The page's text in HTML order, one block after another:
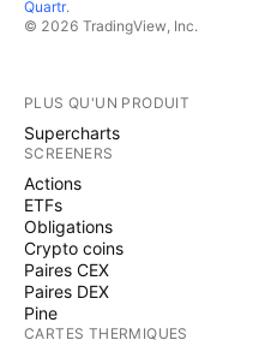
Quartr.
© 2026 TradingView, Inc.
PLUS QU'UN PRODUIT
Supercharts
SCREENERS
Actions
ETFs
Obligations
Crypto coins
Paires CEX
Paires DEX
Pine
CARTES THERMIQUES